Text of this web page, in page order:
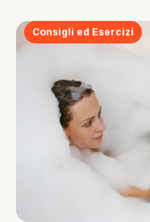
Consigli ed Esercizi